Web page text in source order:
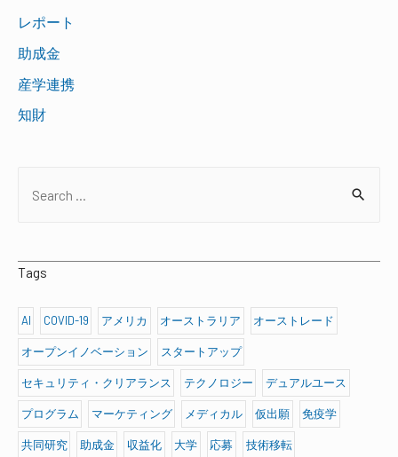
レポート
助成金
産学連携
知財
r
h
f
o
r
:
Tags
AI COVID-19 アメリカ オーストラリア オーストレード
オープンイノベーション スタートアップ
セキュリティ・クリアランス テクノロジー デュアルユース
プログラム マーケティング メディカル 仮出願 免疫学
共同研究 助成金 収益化 大学 応募 技術移転